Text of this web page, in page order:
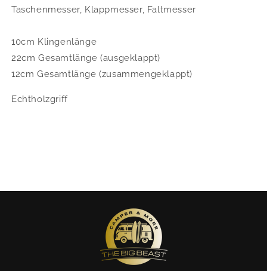
Taschenmesser, Klappmesser, Faltmesser
10cm Klingenlänge
22cm Gesamtlänge (ausgeklappt)
12cm Gesamtlänge (zusammengeklappt)
Echtholzgriff